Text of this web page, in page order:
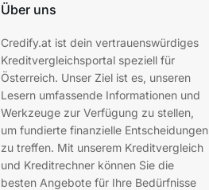
Über uns
Credify.at ist dein vertrauenswürdiges
Kreditvergleichsportal speziell für
Österreich. Unser Ziel ist es, unseren
Lesern umfassende Informationen und
Werkzeuge zur Verfügung zu stellen,
um fundierte finanzielle Entscheidungen
zu treffen. Mit unserem Kreditvergleich
und Kreditrechner können Sie die
besten Angebote für Ihre Bedürfnisse